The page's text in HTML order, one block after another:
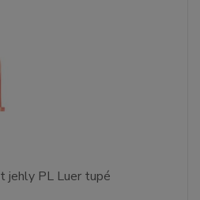
jehly PL Luer tupé